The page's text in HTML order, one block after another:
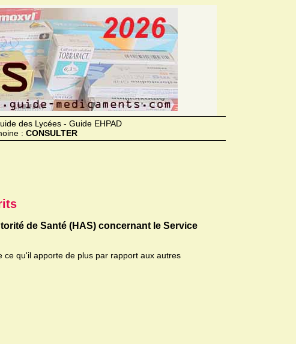
des Lycées - Guide EHPAD
: CONSULTER
de Santé (HAS) concernant le Service
qu'il apporte de plus par rapport aux autres